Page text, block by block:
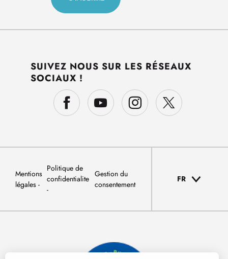
SUIVEZ NOUS SUR LES RÉSEAUX
SOCIAUX !
Mentions
légales
Politique de
confidentialite
Gestion du
consentement
FR